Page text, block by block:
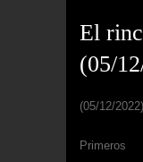
El
(05/
(05/12/
Primeros